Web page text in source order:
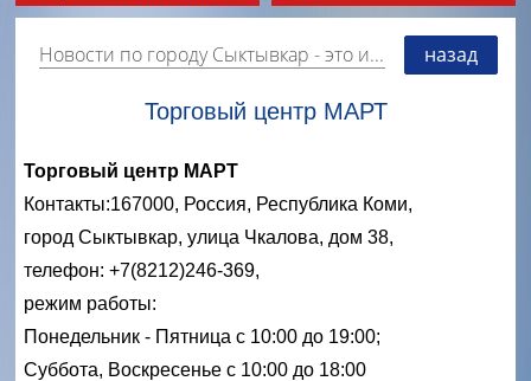
Новости по городу Сыктывкар - это информация о событиях, мероприятиях и торгово-коммерческой деятельности города. Страницу наполняют платные и бесплатные объявления, имеющие функцию "поднятия вверх списка". назад
Торговый центр МАРТ
Торговый центр МАРТ
Контакты:167000, Россия, Республика Коми,
город Сыктывкар, улица Чкалова, дом 38,
телефон: +7(8212)246-369,
режим работы:
Понедельник - Пятница с 10:00 до 19:00;
Суббота, Воскресенье с 10:00 до 18:00